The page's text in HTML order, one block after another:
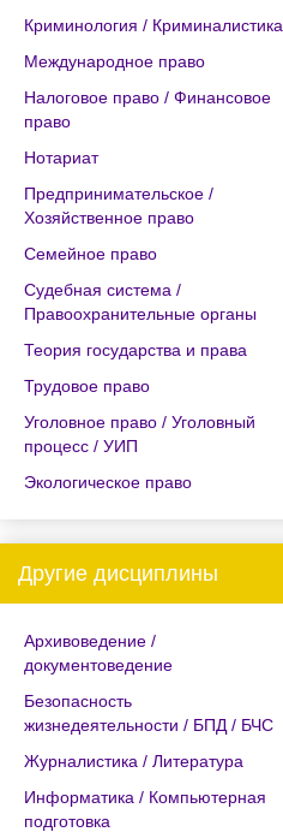
Криминология / Криминалистика
Международное право
Налоговое право / Финансовое
право
Нотариат
Предпринимательское /
Хозяйственное право
Семейное право
Судебная система /
Правоохранительные органы
Теория государства и права
Трудовое право
Уголовное право / Уголовный
процесс / УИП
Экологическое право
Другие дисциплины
Архивоведение /
документоведение
Безопасность
жизнедеятельности / БПД / БЧС
Журналистика / Литература
Информатика / Компьютерная
подготовка